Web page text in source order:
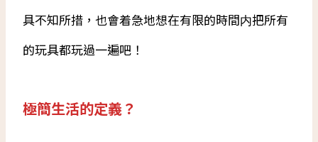
具不知所措，也會着急地想在有限的時間内把所有
的玩具都玩過一遍吧！
極簡生活的定義？